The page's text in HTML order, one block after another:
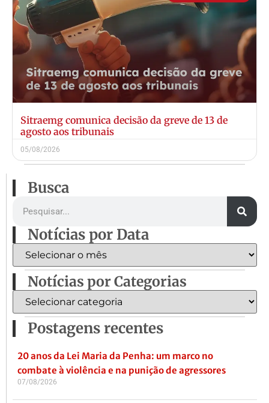
Sitraemg comunica decisão da greve de 13 de
agosto aos tribunais
05/08/2026
Busca
Notícias por Data
Notícias por Categorias
Postagens recentes
20 anos da Lei Maria da Penha: um marco no
combate à violência e na punição de agressores
07/08/2026